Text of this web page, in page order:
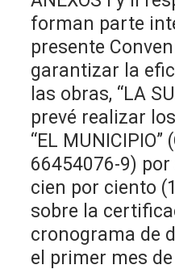
forman parte
presente
garantizar la
las obras, “LA
prevé realizar
“EL MUNICIPIO”
66454076-9)
cien por ciento
sobre la
cronograma de
el primer mes